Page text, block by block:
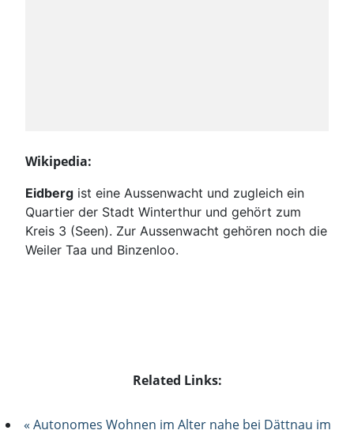
Wikipedia:
Eidberg ist eine Aussenwacht und zugleich ein
Quartier der Stadt Winterthur und gehört zum
Kreis 3 (Seen). Zur Aussenwacht gehören noch die
Weiler Taa und Binzenloo.
Related Links:
« Autonomes Wohnen im Alter nahe bei Dättnau im